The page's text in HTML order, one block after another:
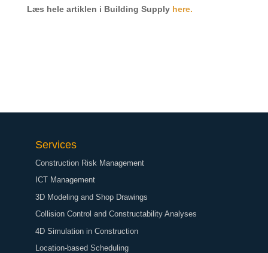
Læs hele artiklen i Building Supply here.
Services
Construction Risk Management
ICT Management
3D Modeling and Shop Drawings
Collision Control and Constructability Analyses
4D Simulation in Construction
Location-based Scheduling